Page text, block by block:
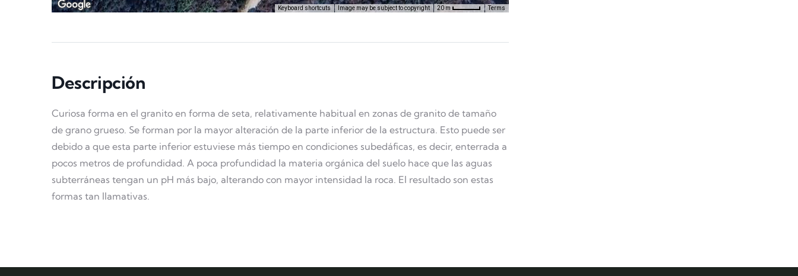
Keyboard shortcuts Image may be subject to copyright 20 m Terms
Descripción
Curiosa forma en el granito en forma de seta, relativamente habitual en zonas de granito de tamaño
de grano grueso. Se forman por la mayor alteración de la parte inferior de la estructura. Esto puede ser
debido a que esta parte inferior estuviese más tiempo en condiciones subedáficas, es decir, enterrada a
pocos metros de profundidad. A poca profundidad la materia orgánica del suelo hace que las aguas
subterráneas tengan un pH más bajo, alterando con mayor intensidad la roca. El resultado son estas
formas tan llamativas.